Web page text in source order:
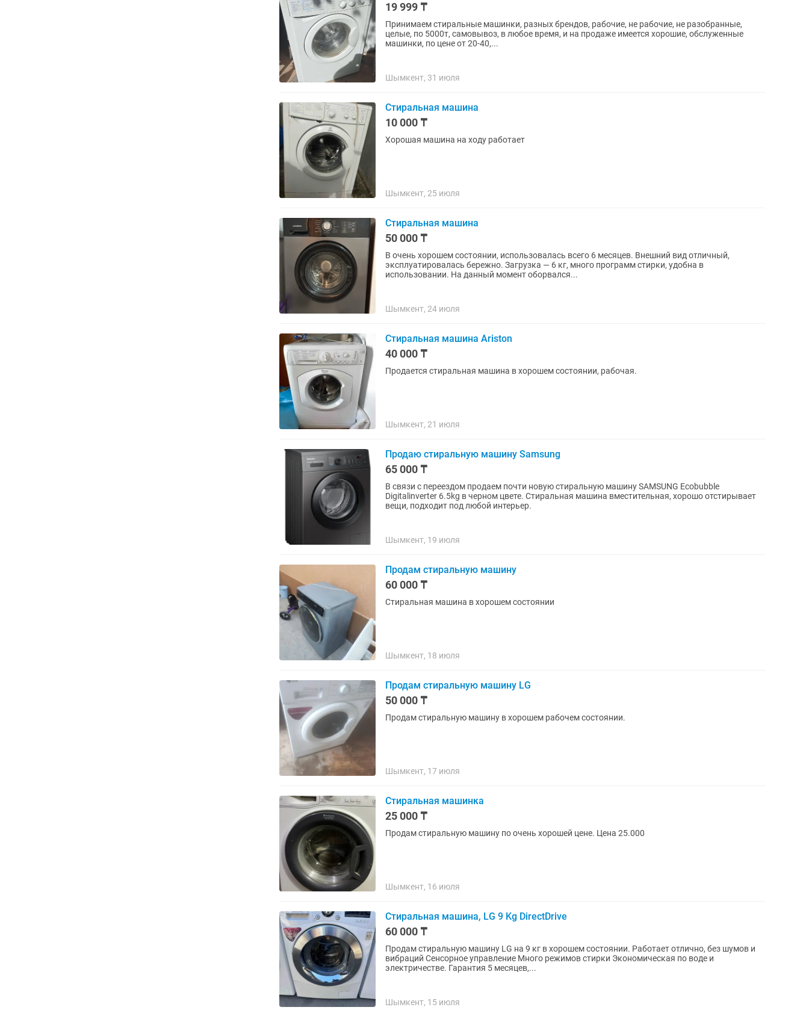
19 999 ₸
Принимаем стиральные машинки, разных брендов, рабочие, не рабочие, не разобранные,
целые, по 5000т, самовывоз, в любое время, и на продаже имеется хорошие, обслуженные
машинки, по цене от 20-40,...
Шымкент, 31 июля
Стиральная машина
10 000 ₸
Хорошая машина на ходу работает
Шымкент, 25 июля
Стиральная машина
50 000 ₸
В очень хорошем состоянии, использовалась всего 6 месяцев. Внешний вид отличный,
эксплуатировалась бережно. Загрузка — 6 кг, много программ стирки, удобна в
использовании. На данный момент оборвался...
Шымкент, 24 июля
Стиральная машина Ariston
40 000 ₸
Продается стиральная машина в хорошем состоянии, рабочая.
Шымкент, 21 июля
Продаю стиральную машину Samsung
65 000 ₸
В связи с переездом продаем почти новую стиральную машину SAMSUNG Ecobubble
Digitalinverter 6.5kg в черном цвете. Стиральная машина вместительная, хорошо отстирывает
вещи, подходит под любой интерьер.
Шымкент, 19 июля
Продам стиральную машину
60 000 ₸
Стиральная машина в хорошем состоянии
Шымкент, 18 июля
Продам стиральную машину LG
50 000 ₸
Продам стиральную машину в хорошем рабочем состоянии.
Шымкент, 17 июля
Стиральная машинка
25 000 ₸
Продам стиральную машину по очень хорошей цене. Цена 25.000
Шымкент, 16 июля
Стиральная машина, LG 9 Kg DirectDrive
60 000 ₸
Продам стиральную машину LG на 9 кг в хорошем состоянии. Работает отлично, без шумов и
вибраций Сенсорное управление Много режимов стирки Экономическая по воде и
электричестве. Гарантия 5 месяцев,...
Шымкент, 15 июля